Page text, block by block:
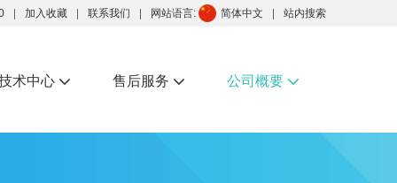
加入收藏 联系我们 网站语言: 简体中文 站内搜索
术中心  售后服务  公司概要 